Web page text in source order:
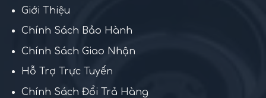
Giới Thiệu
Chính Sách Bảo Hành
Chính Sách Giao Nhận
Hỗ Trợ Trực Tuyến
Chính Sách Đổi Trả Hàng